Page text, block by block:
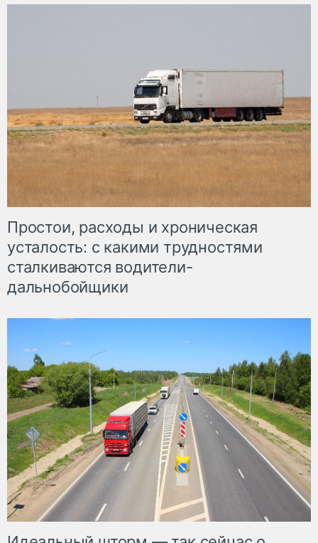
Простои, расходы и хроническая
усталость: с какими трудностями
сталкиваются водители-
дальнобойщики